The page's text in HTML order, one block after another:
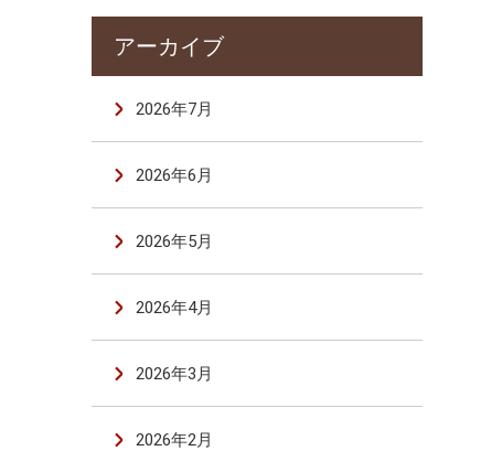
2026年7月
2026年6月
2026年5月
2026年4月
2026年3月
2026年2月